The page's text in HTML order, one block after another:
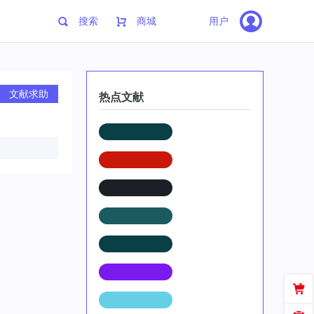
搜索 商城 用户
文献求助 热点文献